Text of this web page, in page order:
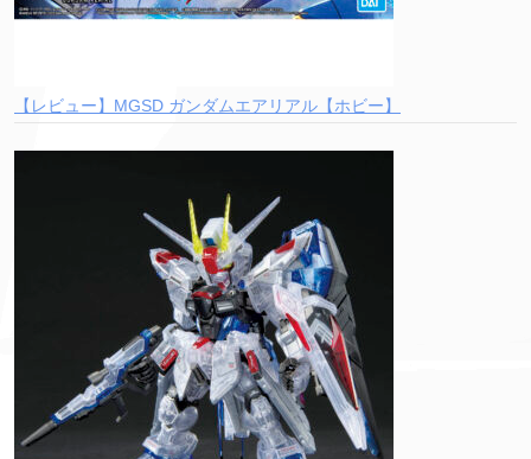
【レビュー】MGSD ガンダムエアリアル【ホビー】